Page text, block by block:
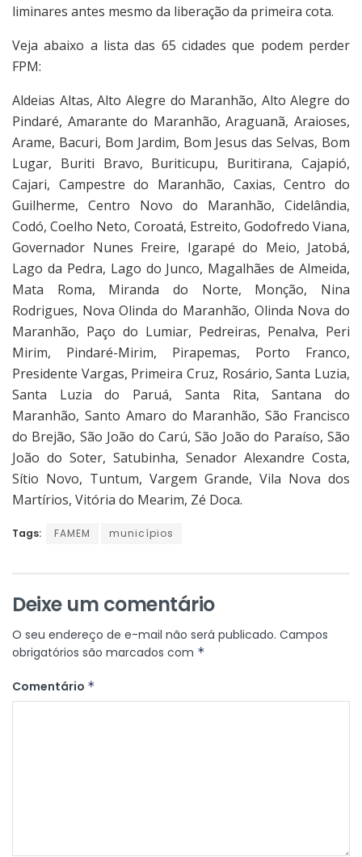
liminares antes mesmo da liberação da primeira cota.
Veja abaixo a lista das 65 cidades que podem perder
FPM:
Aldeias Altas, Alto Alegre do Maranhão, Alto Alegre do
Pindaré, Amarante do Maranhão, Araguanã, Araioses,
Arame, Bacuri, Bom Jardim, Bom Jesus das Selvas, Bom
Lugar, Buriti Bravo, Buriticupu, Buritirana, Cajapió,
Cajari, Campestre do Maranhão, Caxias, Centro do
Guilherme, Centro Novo do Maranhão, Cidelândia,
Codó, Coelho Neto, Coroatá, Estreito, Godofredo Viana,
Governador Nunes Freire, Igarapé do Meio, Jatobá,
Lago da Pedra, Lago do Junco, Magalhães de Almeida,
Mata Roma, Miranda do Norte, Monção, Nina
Rodrigues, Nova Olinda do Maranhão, Olinda Nova do
Maranhão, Paço do Lumiar, Pedreiras, Penalva, Peri
Mirim, Pindaré-Mirim, Pirapemas, Porto Franco,
Presidente Vargas, Primeira Cruz, Rosário, Santa Luzia,
Santa Luzia do Paruá, Santa Rita, Santana do
Maranhão, Santo Amaro do Maranhão, São Francisco
do Brejão, São João do Carú, São João do Paraíso, São
João do Soter, Satubinha, Senador Alexandre Costa,
Sítio Novo, Tuntum, Vargem Grande, Vila Nova dos
Martírios, Vitória do Mearim, Zé Doca.
Tags: FAMEM municípios
Deixe um comentário
O seu endereço de e-mail não será publicado. Campos
obrigatórios são marcados com *
Comentário *